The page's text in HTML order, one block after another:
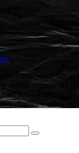
e independiente,
-y nueva- escuela del
conciertos y todo sobre
¡Somos Rock